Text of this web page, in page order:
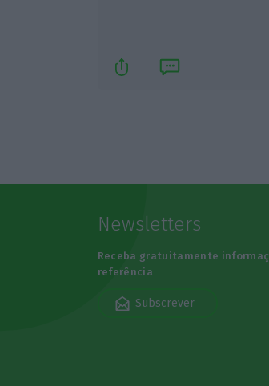
Newsletters
Receba gratuitamente
referência
Subscrever